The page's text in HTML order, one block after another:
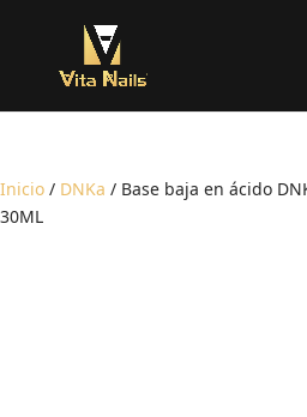
Inicio / DNKa / Base baja en ácido
30ML